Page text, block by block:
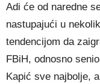
Adi će od naredne
nastupajući u
tendencijom da
FBiH, odnosno
Kapić sve najbolje,